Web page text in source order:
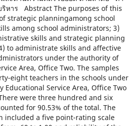
หาร Abstract The purposes of this
strategic planningamong school
among school administrators; 3)
skills and strategic planning
to administrate skills and affective
under the authority of
Area, Office Two. The samples
eight teachers in the schools under
Service Area, Office Two
were three hundred and six
for 90.53% of the total. The
included a five point-rating scale